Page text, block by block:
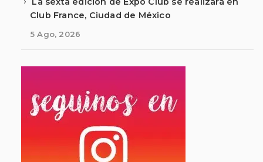
Club France, Ciudad de México
5 Ago, 2026